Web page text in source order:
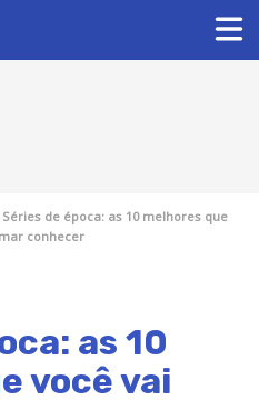
Séries de época: as 10 melhores que
conhecer
as 10
você vai